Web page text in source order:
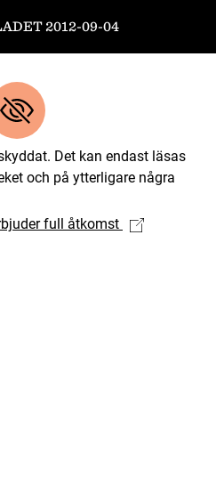
2012-09-04
Det kan endast läsas
och på ytterligare några
full åtkomst